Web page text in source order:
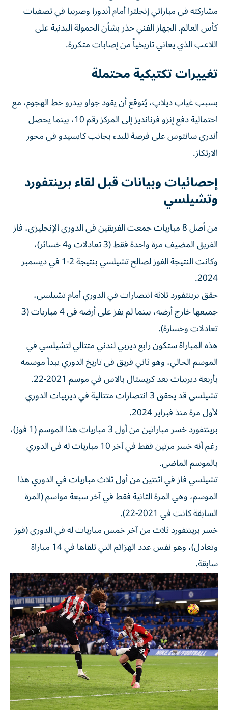
مشاركته في مباراتي إنجلترا أمام أندورا وصربيا في تصفيات
كأس العالم. الجهاز الفني حذر بشأن الحمولة البدنية على
اللاعب الذي يعاني تاريخياً من إصابات متكررة.
تغييرات تكتيكية محتملة
بسبب غياب ديلاپ، يُتوقع أن يقود جواو بيدرو خط الهجوم، مع
احتمالية دفع إنزو فرنانديز إلى المركز رقم 10، بينما يحصل
أندري سانتوس على فرصة للبدء بجانب كايسيدو في محور
الارتكاز.
إحصائيات وبيانات قبل لقاء برينتفورد
وتشيلسي
من أصل 8 مباريات جمعت الفريقين في الدوري الإنجليزي، فاز
الفريق المضيف مرة واحدة فقط (3 تعادلات و4 خسائر)،
وكانت النتيجة الفوز لصالح تشيلسي بنتيجة 2-1 في ديسمبر
2024.
حقق برينتفورد ثلاثة انتصارات في الدوري أمام تشيلسي،
جميعها خارج أرضه، بينما لم يفز على أرضه في 4 مباريات (3
تعادلات وخسارة).
هذه المباراة ستكون رابع ديربي لندني متتالي لتشيلسي في
الموسم الحالي، وهو ثاني فريق في تاريخ الدوري يبدأ موسمه
بأربعة ديربيات بعد كريستال بالاس في موسم 2021-22.
تشيلسي قد يحقق 3 انتصارات متتالية في ديربيات الدوري
لأول مرة منذ فبراير 2024.
برينتفورد خسر مباراتين من أول 3 مباريات هذا الموسم (1 فوز)،
رغم أنه خسر مرتين فقط في آخر 10 مباريات له في الدوري
بالموسم الماضي.
تشيلسي فاز في اثنتين من أول ثلاث مباريات في الدوري هذا
الموسم، وهي المرة الثانية فقط في آخر سبعة مواسم (المرة
السابقة كانت في 2021-22).
خسر برينتفورد ثلاث من آخر خمس مباريات له في الدوري (فوز
وتعادل)، وهو نفس عدد الهزائم التي تلقاها في 14 مباراة
سابقة.